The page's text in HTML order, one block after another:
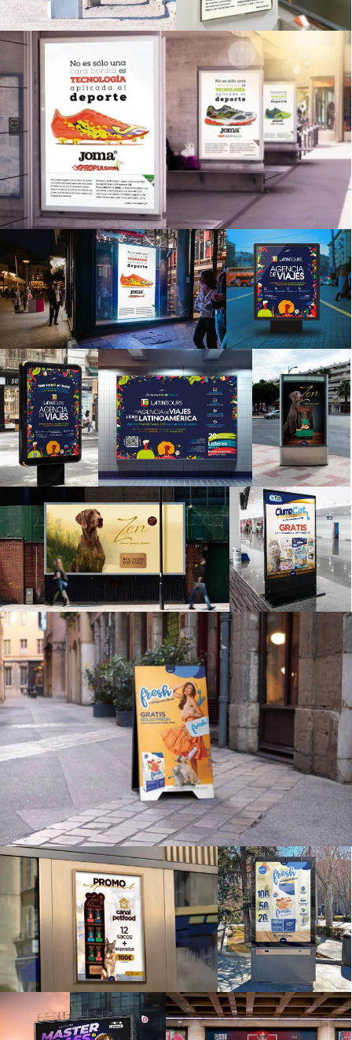
BRANDING
Estrategia de Marca
Identidad Corporativa
Identidad Verbal
Naming y Nomenclatura
Diseño de Logotipos
Auditoría de Marca